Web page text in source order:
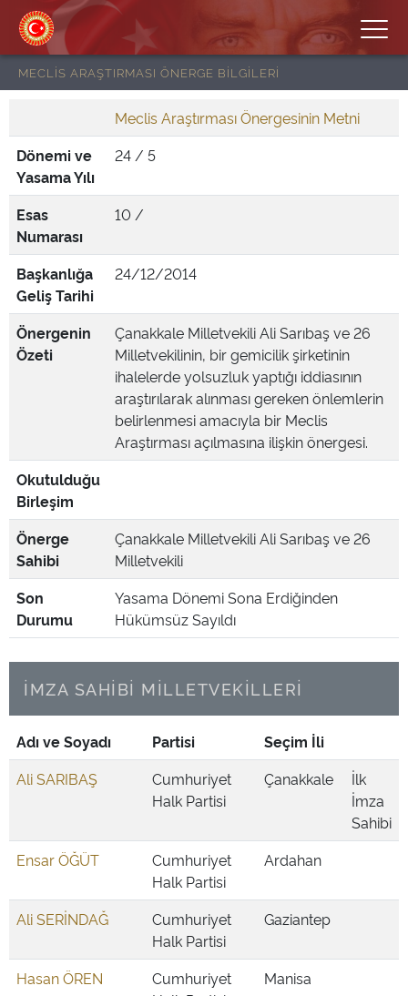
MECLİS ARAŞTIRMASI ÖNERGE BİLGİLERİ
Meclis Araştırması Önergesinin Metni
Dönemi ve
Yasama Yılı
24 / 5
Esas
Numarası
10 /
Başkanlığa
Geliş Tarihi
24/12/2014
Önergenin
Özeti
Çanakkale Milletvekili Ali Sarıbaş ve 26
Milletvekilinin, bir gemicilik şirketinin
ihalelerde yolsuzluk yaptığı iddiasının
araştırılarak alınması gereken önlemlerin
belirlenmesi amacıyla bir Meclis
Araştırması açılmasına ilişkin önergesi.
Okutulduğu
Birleşim
Önerge
Sahibi
Çanakkale Milletvekili Ali Sarıbaş ve 26
Milletvekili
Son
Durumu
Yasama Dönemi Sona Erdiğinden
Hükümsüz Sayıldı
İMZA SAHİBİ MİLLETVEKİLLERİ
Adı ve Soyadı Partisi
Seçim İli
Ali SARIBAŞ
Cumhuriyet
Halk Partisi
Çanakkale
İlk
İmza
Sahibi
Ensar ÖĞÜT
Cumhuriyet
Halk Partisi
Ardahan
Ali SERİNDAĞ
Cumhuriyet
Halk Partisi
Gaziantep
Hasan ÖREN
Cumhuriyet
Manisa